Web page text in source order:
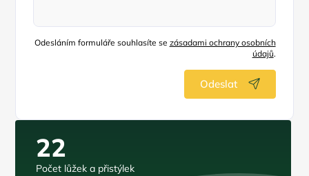
Odesláním formuláře souhlasíte se zásadami ochrany osobních
údajů.
Odeslat
22
Počet lůžek a přistýlek